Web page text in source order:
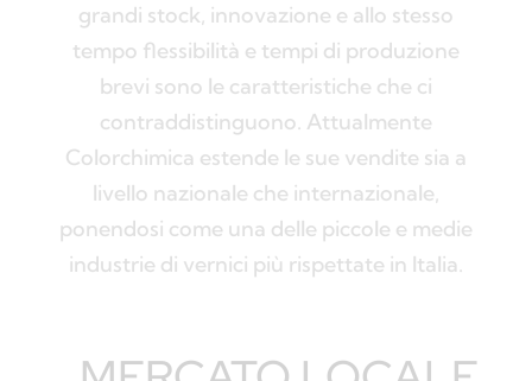
grandi stock, innovazione e allo stesso
tempo flessibilità e tempi di produzione
brevi sono le caratteristiche che ci
contraddistinguono. Attualmente
Colorchimica estende le sue vendite sia a
livello nazionale che internazionale,
ponendosi come una delle piccole e medie
industrie di vernici più rispettate in Italia.